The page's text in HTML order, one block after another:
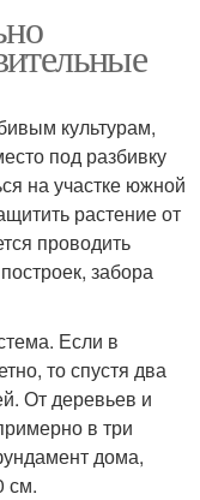
культурам,
под разбивку
на участке южной
растение от
проводить
забора
Если в
то спустя два
От деревьев и
в три
дома,
см.